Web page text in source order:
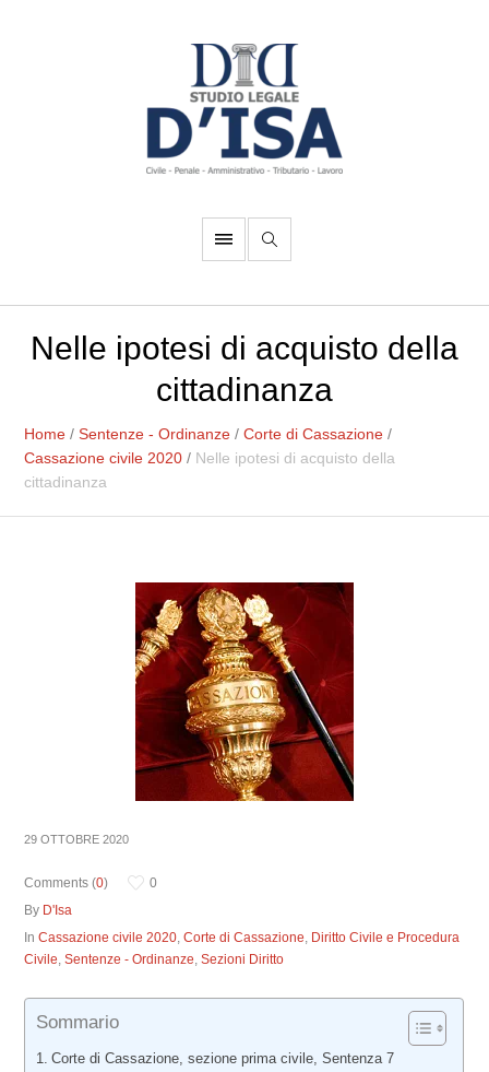
Nelle ipotesi di acquisto della
cittadinanza
Home /Sentenze - Ordinanze /Corte di Cassazione /
Cassazione civile 2020 / Nelle ipotesi di acquisto della
cittadinanza
29 OTTOBRE 2020
Comments (0)
0
By D'Isa
InCassazione civile 2020,Corte di Cassazione, Diritto Civile e Procedura
Civile,Sentenze - Ordinanze,Sezioni Diritto
Sommario
Corte di Cassazione, sezione prima civile, Sentenza 7